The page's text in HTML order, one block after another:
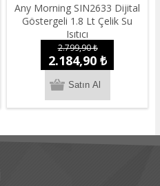
Any Morning SIN2633 Dijital
Göstergeli 1.8 Lt Çelik Su
Isıtıcı
2.799,90 ₺
2.184,90 ₺